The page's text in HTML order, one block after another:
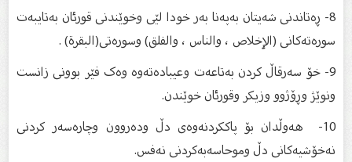
8- ڕەتاندنی شەیتان بەپەنا بەر خودا لێی وخوێندنی قورئان بەتایبەت
سورەتەکانی (الٳخلاص ، والناس ، والفلق) وسورەتی(البقرة) .
9- خۆ سەرقاڵ کردن بەتاعەت وعیبادەتەوە وەک فێر بوونی زانست
ونوێژ وڕۆژوو وزیکر وقورئان خوێندن.
10- هەوڵدان بۆ پاککردنەوەی دڵ ودەروون وچارەسەر کردنی
نەخۆشیەکانی دڵ وموحاسەبەکردنی نەفس.